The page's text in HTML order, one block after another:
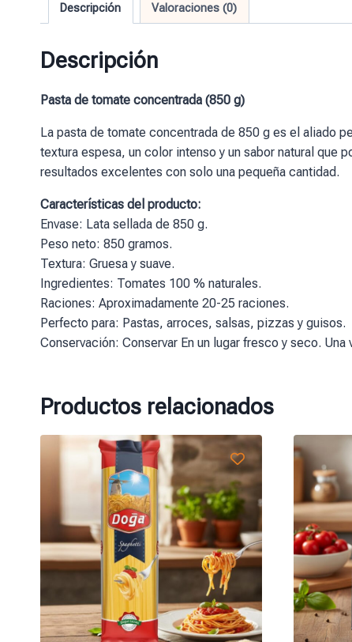
Descripción Valoraciones (0)
Descripción
Pasta de tomate concentrada (850 g)
La pasta de tomate concentrada de 850 g es el aliado
textura espesa, un color intenso y un sabor natural que
resultados excelentes con solo una pequeña cantidad.
Características del producto:
Envase: Lata sellada de 850 g.
Peso neto: 850 gramos.
Textura: Gruesa y suave.
Ingredientes: Tomates 100 % naturales.
Raciones: Aproximadamente 20-25 raciones.
Perfecto para: Pastas, arroces, salsas, pizzas y guisos.
Conservación: Conservar En un lugar fresco y seco.
Productos relacionados